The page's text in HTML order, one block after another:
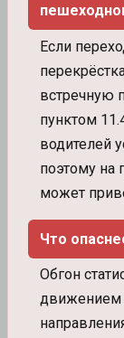
Если
встречную
пунктом
водителей
поэтому на
может
Что
Обгон
движением